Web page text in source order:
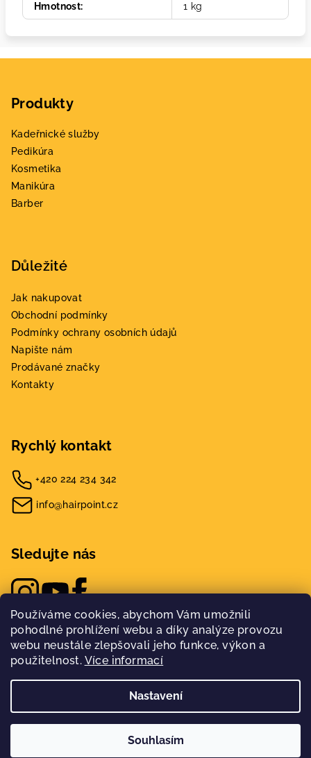
Používáme cookies, abychom Vám umožnili
pohodlné prohlížení webu a díky analýze provozu
webu neustále zlepšovali jeho funkce, výkon a
použitelnost. Více informací
Nastavení
Souhlasím
Hmotnost: 1 kg
Produkty
Kadeřnické služby
Pedikúra
Kosmetika
Manikúra
Barber
Důležité
Jak nakupovat
Obchodní podmínky
Podmínky ochrany osobních údajů
Napište nám
Prodávané značky
Kontakty
Rychlý kontakt
+420 224 234 342
info@hairpoint.cz
Sledujte nás
Hairpoint. Všechna práva vyhrazena.